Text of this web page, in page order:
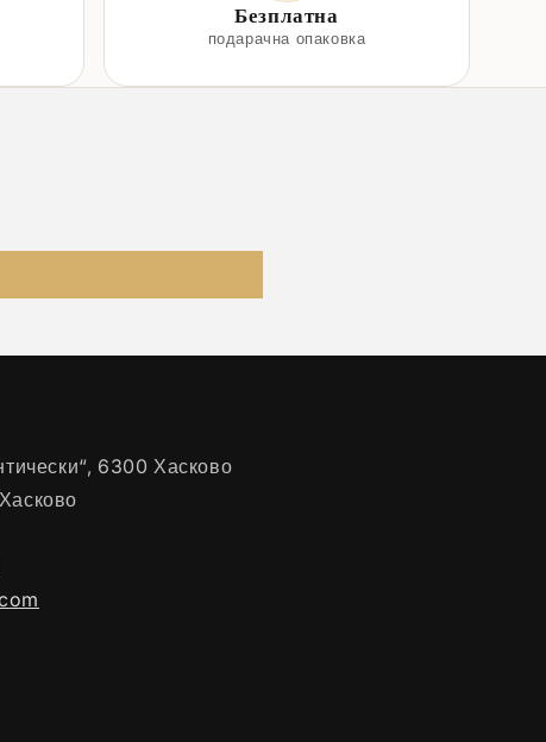
Безплатна
подарачна опаковка
6300 Хасково